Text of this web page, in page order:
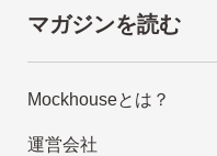
マガジンを読む
Mockhouseとは？
運営会社